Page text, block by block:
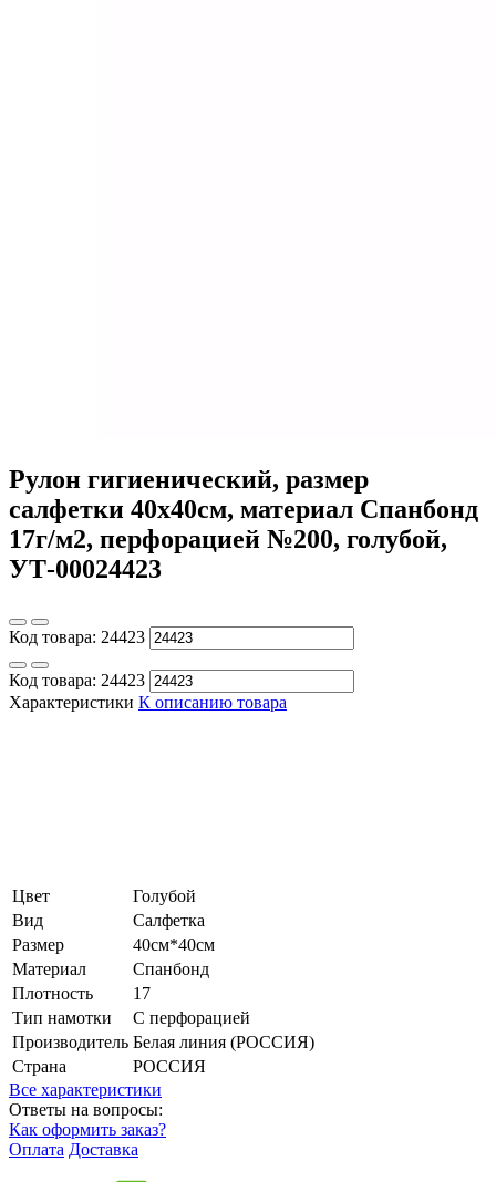
Рулон гигиенический, размер
салфетки 40х40см, материал Спанбонд
17г/м2, перфорацией №200, голубой,
УТ-00024423
Код товара: 24423
Код товара: 24423
Характеристики К описанию товара
Цвет
Голубой
Вид
Салфетка
Размер
40см*40см
Материал
Спанбонд
Плотность
17
Тип намотки
С перфорацией
Производитель Белая линия (РОССИЯ)
Страна
РОССИЯ
Все характеристики
Ответы на вопросы:
Как оформить заказ?
Оплата Доставка